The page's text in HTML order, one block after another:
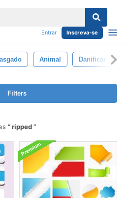
Entrar Inscreva-se
Animal Danificar
Filters
ripped